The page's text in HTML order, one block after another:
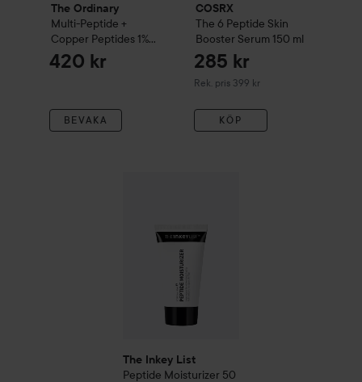
The Ordinary
Multi-Peptide +
Copper Peptides 1%
Serum 30 ml
420 kr
BEVAKA
COSRX
The 6 Peptide Skin
Booster Serum 150 ml
285 kr
Rek. pris 399 kr
Rekommenderat pris 399 kr
KÖP
The Inkey List
Peptide Moisturizer 50